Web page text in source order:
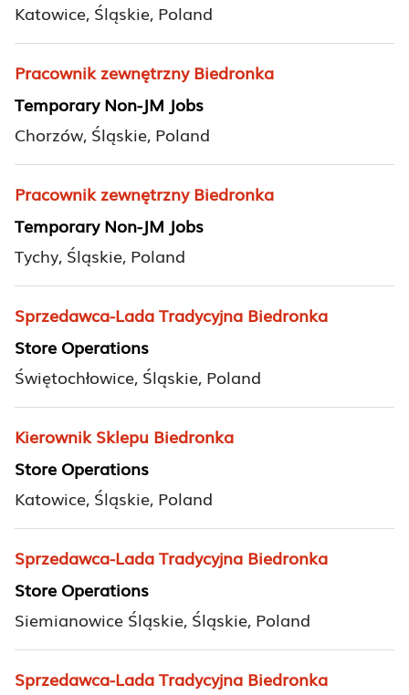
Katowice, Śląskie, Poland
Pracownik zewnętrzny Biedronka
Temporary Non-JM Jobs
Chorzów, Śląskie, Poland
Pracownik zewnętrzny Biedronka
Temporary Non-JM Jobs
Tychy, Śląskie, Poland
Sprzedawca-Lada Tradycyjna Biedronka
Store Operations
Świętochłowice, Śląskie, Poland
Kierownik Sklepu Biedronka
Store Operations
Katowice, Śląskie, Poland
Sprzedawca-Lada Tradycyjna Biedronka
Store Operations
Siemianowice Śląskie, Śląskie, Poland
Sprzedawca-Lada Tradycyjna Biedronka